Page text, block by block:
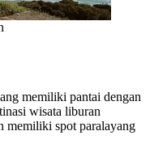
memiliki pantai dengan
wisata liburan
memiliki spot paralayang